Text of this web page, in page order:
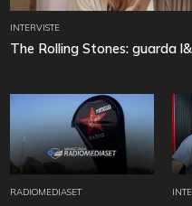
INTERVISTE
The Rolling Stones: guarda
RADIOMEDIASET